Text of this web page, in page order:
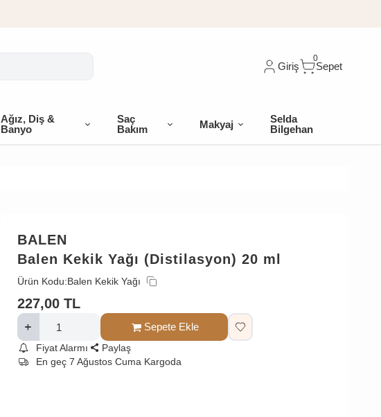
Giriş
0
Sepet
Ağız, Diş &
Banyo
Saç
Bakım
Makyaj
Selda
Bilgehan
BALEN
Balen Kekik Yağı (Distilasyon) 20 ml
Ürün Kodu:Balen Kekik Yağı
227,00 TL
Sepete Ekle
Fiyat Alarmı
Paylaş
En geç 7 Ağustos Cuma Kargoda